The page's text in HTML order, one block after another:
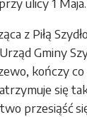
z Piłą
Gminy
kończy
się
przesiąść